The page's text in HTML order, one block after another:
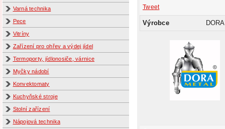
Varná technika
Pece
Vitríny
Zařízení pro ohřev a výdej jídel
Termoporty, jídlonosiče, várnice
Myčky nádobí
Konvektomaty
Kuchyňské stroje
Stolní zařízení
Nápojová technika
Tweet
Výrobce